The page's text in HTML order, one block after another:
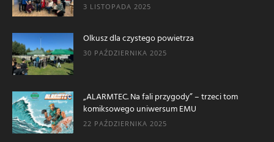
3 LISTOPADA 2025
Olkusz dla czystego powietrza
30 PAŹDZIERNIKA 2025
„ALARMTEC. Na fali przygody” – trzeci tom
komiksowego uniwersum EMU
22 PAŹDZIERNIKA 2025